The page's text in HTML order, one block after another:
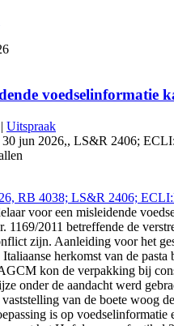
voedselinformatie
| Uitspraak
jun 2026,, LS&R 2406;
RB 4038; LS&R 2406;
voor een misleidende
1169/2011 betreffende de
zijn. Aanleiding voor het
herkomst van de
kon de verpakking bij
onder de aandacht werd
van de boete woog
is op